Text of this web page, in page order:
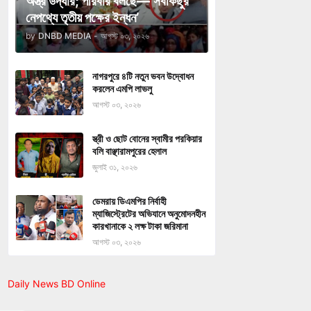
নেপথ্যে তৃতীয় পক্ষের ইন্ধন’
by DNBD MEDIA - আগস্ট ০৩, ২০২৬
নাগরপুরে ৪টি নতুন ভবন উদ্বোধন
করলেন এমপি লাভলু
আগস্ট ০৩, ২০২৬
স্ত্রী ও ছোট বোনের স্বামীর পরকিয়ার
বলি বাঞ্ছারামপুরের হেলাল
জুলাই ৩১, ২০২৬
ডেমরায় ডিএমপির নির্বাহী
ম্যাজিস্ট্রেটের অভিযানে অনুমোদনহীন
কারখানাকে ২ লক্ষ টাকা জরিমানা
আগস্ট ০৩, ২০২৬
Daily News BD Online